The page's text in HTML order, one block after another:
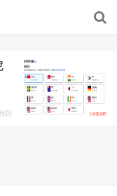
(0)